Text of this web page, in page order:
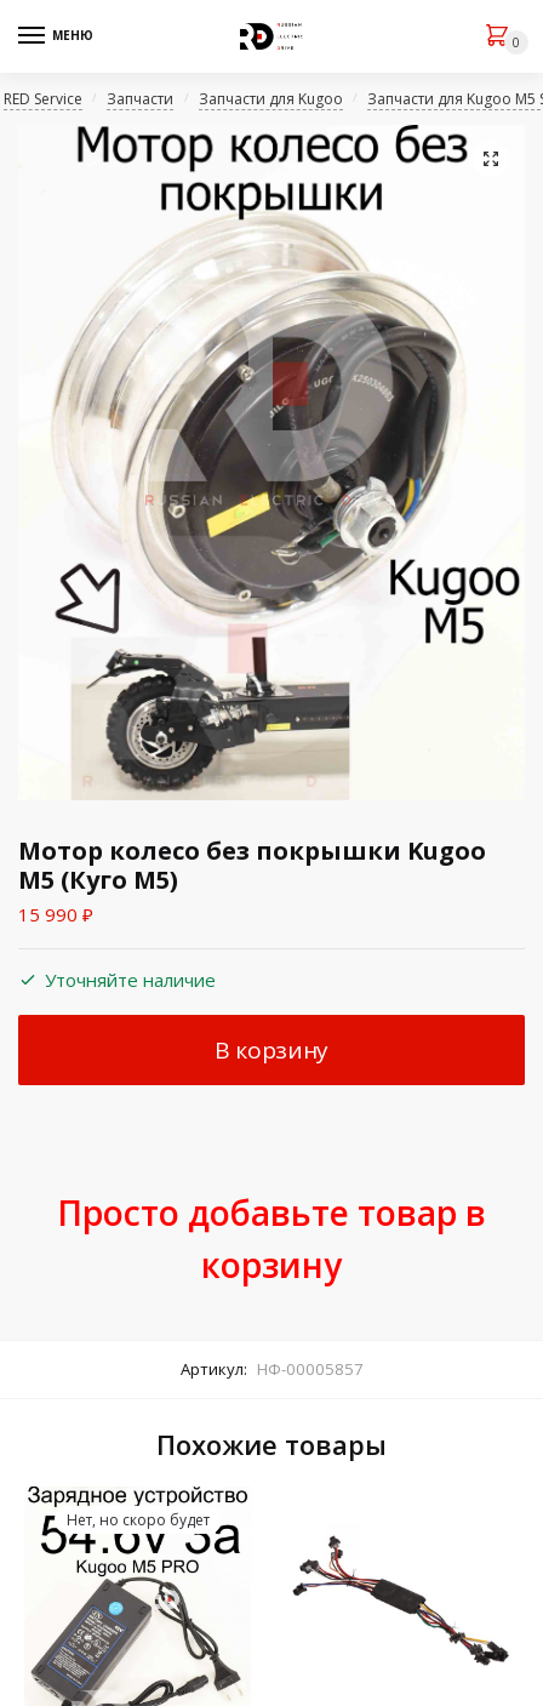
МЕНЮ 0
RED Service / Запчасти / Запчасти для Kugoo / Запчасти для Kugoo M5
🔍
Мотор колесо без покрышки Kugoo
M5 (Куго М5)
15 990 ₽
Уточняйте наличие
В корзину
Просто добавьте товар в
корзину
Артикул: НФ-00005857
Похожие товары
Нет, но скоро будет